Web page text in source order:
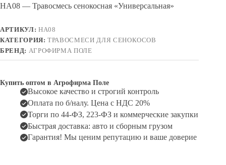
HA08 — Травосмесь сенокосная «Универсальная»
АРТИКУЛ: HA08
КАТЕГОРИЯ:ТРАВОСМЕСИ ДЛЯ СЕНОКОСОВ
БРЕНД: АГРОФИРМА ПОЛЕ
Купить оптом в Агрофирма Поле
Высокое качество и строгий контроль
Оплата по б/налу. Цена с НДС 20%
Торги по 44-ФЗ, 223-ФЗ и коммерческие закупки
Быстрая доставка: авто и сборным грузом
Гарантия! Мы ценим репутацию и ваше доверие